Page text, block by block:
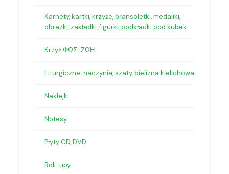
Karnety, kartki, krzyże, bransoletki, medaliki,
obrazki, zakładki, figurki, podkładki pod kubek
Krzyż ΦΩΣ-ΖΩΗ
Liturgiczne: naczynia, szaty, bielizna kielichowa
Naklejki
Notesy
Płyty CD, DVD
Roll-upy